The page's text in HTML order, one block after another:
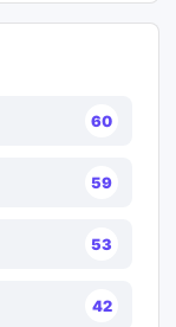
60
59
53
42